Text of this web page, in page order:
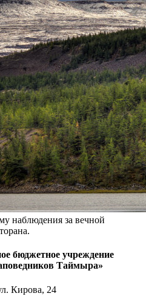
наблюдения за вечной
бюджетное учреждение
Таймыра»
Кирова, 24